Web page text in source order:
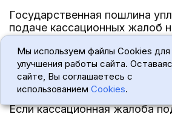
Государственная пошлина
подаче кассационных жалоб
постановления.
Абзац утратил силу. -
Верховного Суда РФ от
Если кассационная жалоба
Мы используем файлы Cookies для
улучшения работы сайта.
сайте, Вы соглашаетесь с
использованием Cookies.